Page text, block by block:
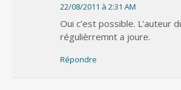
22/08/2011 à 2:31 AM
Oui c’est possible. L’auteur
régulièrremnt a joure.
Répondre